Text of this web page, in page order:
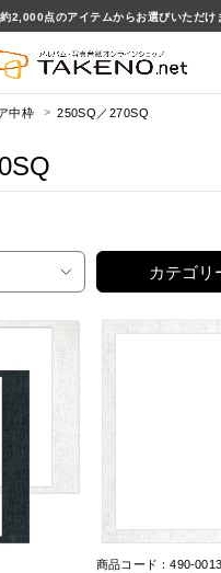
2,000点のアイテムからお選びいただけ
中枠 250SQ／270SQ
カテゴリ
商品コード：490-0013